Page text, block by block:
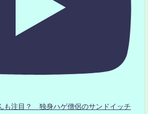
も注目？ 独身ハゲ僧侶のサンドイッチ